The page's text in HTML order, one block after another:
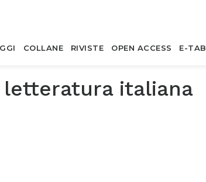
COLLANE RIVISTE OPEN ACCESS E-TAB
letteratura italiana